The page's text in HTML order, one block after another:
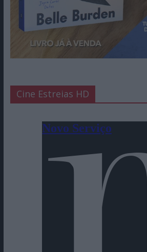
Cine Estreias HD